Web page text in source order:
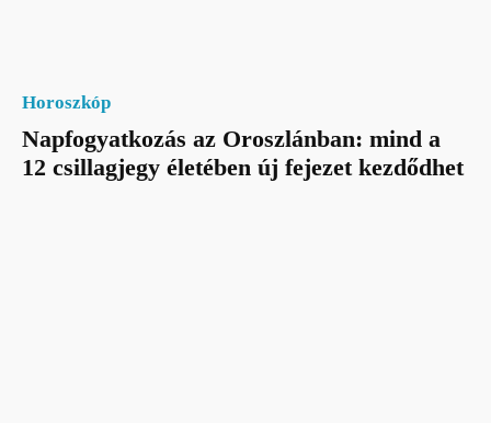
Horoszkóp
Napfogyatkozás az Oroszlánban: mind a
12 csillagjegy életében új fejezet kezdődhet